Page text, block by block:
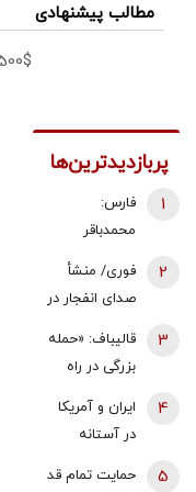
مطالب پیشنهادی
500$ هدیه به کاربران
پربازدیدترین‌ها
فارس:
محمدباقر
ذوالقدر استعفا
داد/ محسن
رضایی دبیر
شورای عالی
امنیت ملی شد
1
فوری/ منشأ
صدای انفجار در
شد/ مقابه با
اهداف دشمن
در ورودی تنگه
هرمز
2
قالیباف: «حمله
بزرگی در راه
کنید، نه، آن‌ها
می‌خواهند
مذاکره کنند» |
3
ایران و آمریکا
در آستانه
4
حمایت تمام قد
5